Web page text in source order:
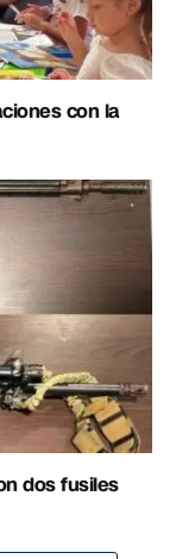
con la
dos fusiles